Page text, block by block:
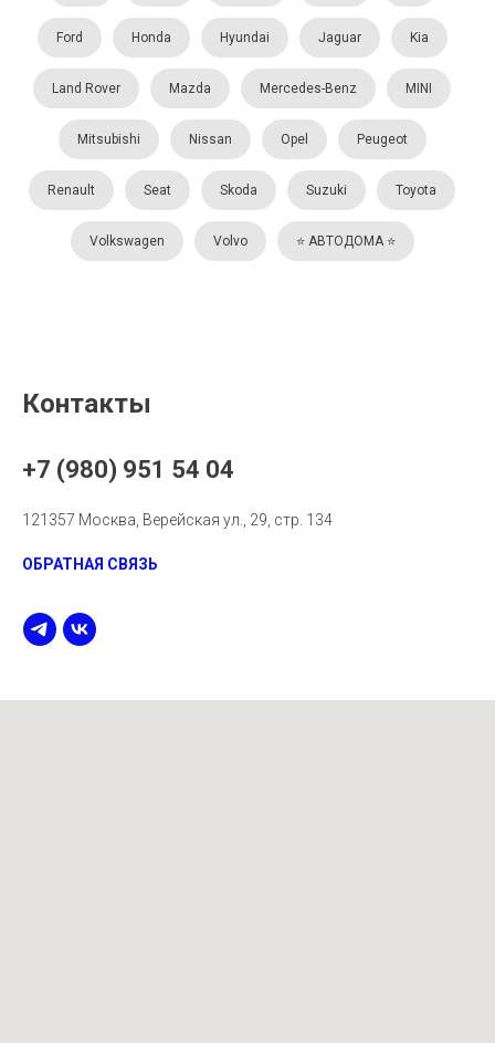
Ford Honda Hyundai Jaguar Kia
Land Rover Mazda Mercedes-Benz MINI
Mitsubishi Nissan Opel Peugeot
Renault Seat Skoda Suzuki Toyota
Volkswagen Volvo ⭐️ АВТОДОМА ⭐️
Контакты
+7 (980) 951 54 04
121357 Москва, Верейская ул., 29, стр. 134
ОБРАТНАЯ СВЯЗЬ